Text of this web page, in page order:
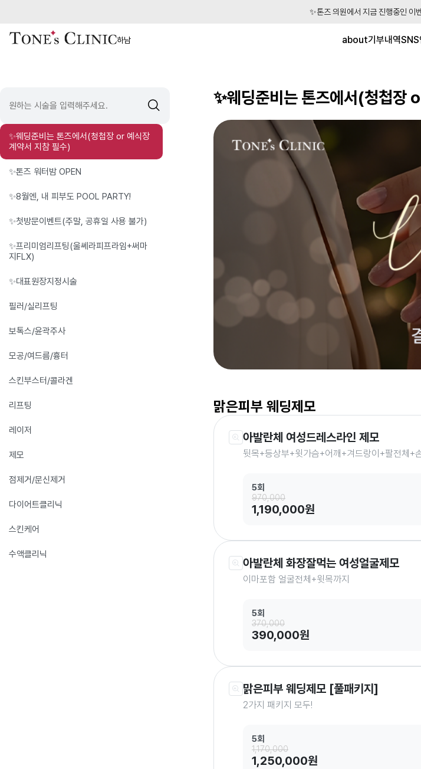
✨톤즈 의원에서 지금 진행중인 이
하남 about기부내역SNS
✨웨딩준비는 톤즈에서(청첩장 or 예식장
계약서 지참 필수)
✨톤즈 워터밤 OPEN
✨8월엔, 내 피부도 POOL PARTY!
✨첫방문이벤트(주말, 공휴일 사용 불가)
✨프리미엄리프팅(울쎄라피프라임+써마
지FLX)
✨대표원장지정시술
필러/실리프팅
보톡스/윤곽주사
모공/여드름/흉터
스킨부스터/콜라겐
리프팅
레이저
제모
점제거/문신제거
다이어트클리닉
스킨케어
수액클리닉
✨웨딩준비는 톤즈에서(청첩장
맑은피부 웨딩제모
아발란체 여성드레스라인 제모
뒷목+등상부+윗가슴+어깨+겨드랑이+팔전체+
5회
970,000
1,190,000원
아발란체 화장잘먹는 여성얼굴제모
이마포함 얼굴전체+윗목까지
5회
370,000
390,000원
맑은피부 웨딩제모 [풀패키지]
2가지 패키지 모두!
5회
1,170,000
1,250,000원